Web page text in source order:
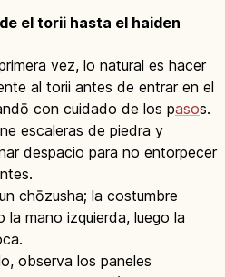
el torii hasta el haiden
vez, lo natural es hacer
al torii antes de entrar en el
con cuidado de los pasos.
escaleras de piedra y
despacio para no entorpecer
chōzusha; la costumbre
la mano izquierda, luego la
observa los paneles